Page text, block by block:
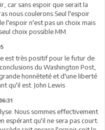
car sans espoir que serait la
nous coulerons.Seul l'espoir
l'espoir n'est pas un choix mais
choix possible.MM.
est très positif pour le futur de
du Washington Post,
honnêteté et d'une liberté
qu'il est. John Lewis
Nous sommes effectivement
espérant qu'il ne sera pas court.